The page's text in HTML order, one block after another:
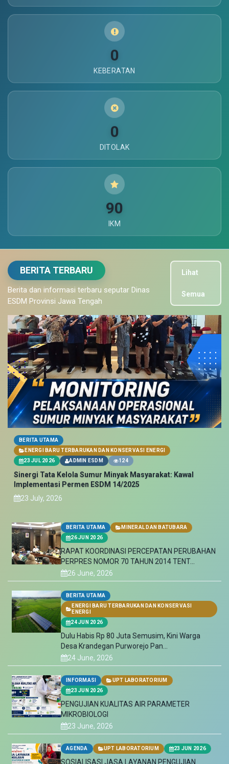
0
KEBERATAN
0
DITOLAK
90
IKM
BERITA TERBARU
Berita dan informasi terbaru seputar Dinas
ESDM Provinsi Jawa Tengah
Lihat
Semua
BERITA UTAMA
ENERGI BARU TERBARUKAN DAN KONSERVASI ENERGI
23 JUL 2026
ADMIN ESDM 124
Sinergi Tata Kelola Sumur Minyak Masyarakat: Kawal
Implementasi Permen ESDM 14/2025
23 July, 2026
BERITA UTAMA
ENERGI BARU TERBARUKAN DAN KONSERVASI
ENERGI
24 JUN 2026
Desa Krandegan Purworejo Pan...
24 June, 2026
INFORMASI
23 JUN 2026
PENGUJIAN KUALITAS AIR PARAMETER
MIKROBIOLOGI
23 June, 2026
AGENDA UPT LABORATORIUM
SOSIALISASI JASA LAYANAN PENGUJIAN
LABORATORIUM ESDM DALAM AGENDA SOSI...
23 June, 2026
Apresiasi Tata Kelola Tambang, KPK RI Jadikan
Pemprov Jateng “Pilot Pr...